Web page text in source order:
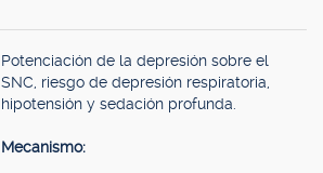
Potenciación de la depresión sobre el
SNC, riesgo de depresión respiratoria,
hipotensión y sedación profunda.
Mecanismo: